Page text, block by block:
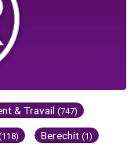
& Travail (747)
(118) Berechit (1)